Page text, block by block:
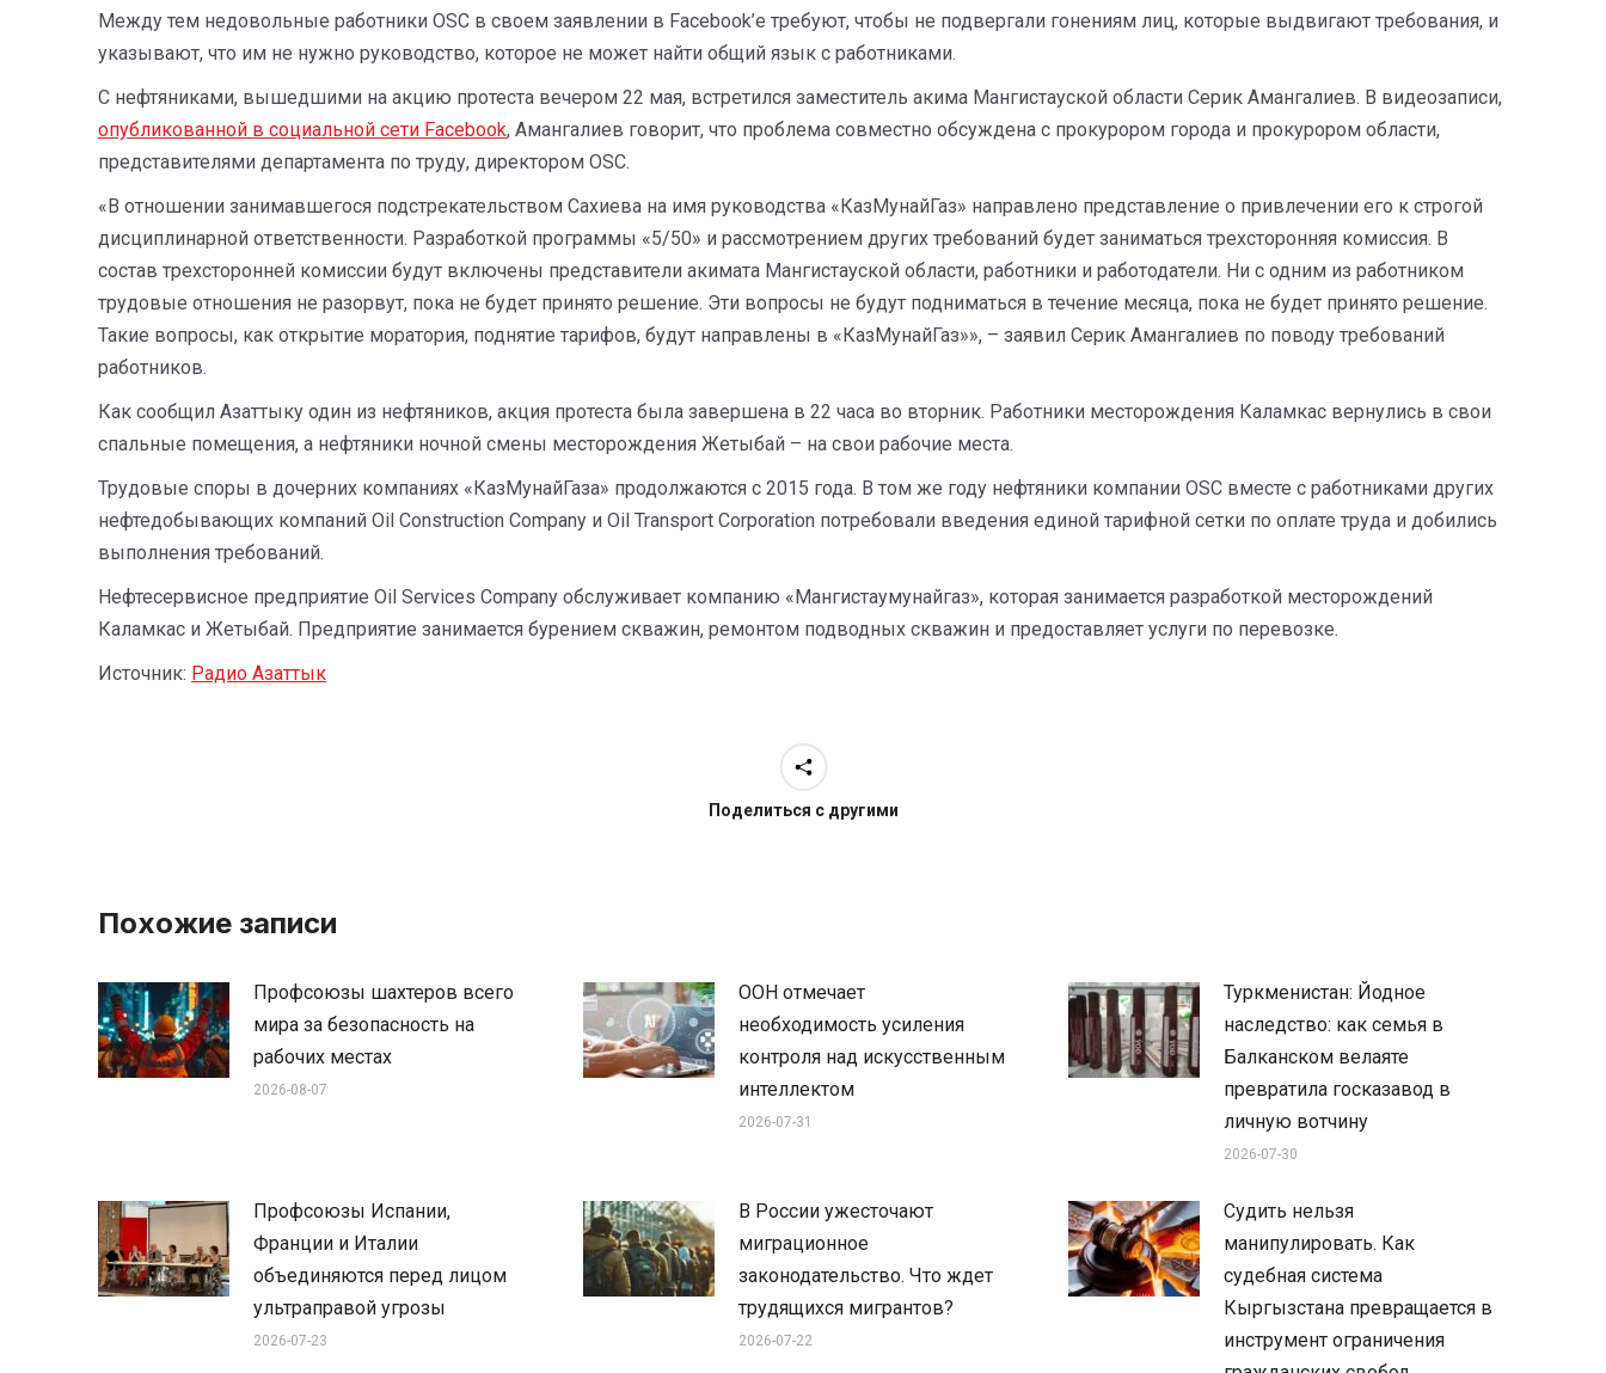
Между тем недовольные работники OSC в своем заявлении в Facebook’е требуют, чтобы не подвергали гонениям лиц, которые выдвигают требования, и
указывают, что им не нужно руководство, которое не может найти общий язык с работниками.
С нефтяниками, вышедшими на акцию протеста вечером 22 мая, встретился заместитель акима Мангистауской области Серик Амангалиев. В видеозаписи,
опубликованной в социальной сети Facebook, Амангалиев говорит, что проблема совместно обсуждена с прокурором города и прокурором области,
представителями департамента по труду, директором OSC.
«В отношении занимавшегося подстрекательством Сахиева на имя руководства «КазМунайГаз» направлено представление о привлечении его к строгой
дисциплинарной ответственности. Разработкой программы «5/50» и рассмотрением других требований будет заниматься трехсторонняя комиссия. В
состав трехсторонней комиссии будут включены представители акимата Мангистауской области, работники и работодатели. Ни с одним из работником
трудовые отношения не разорвут, пока не будет принято решение. Эти вопросы не будут подниматься в течение месяца, пока не будет принято решение.
Такие вопросы, как открытие моратория, поднятие тарифов, будут направлены в «КазМунайГаз»», – заявил Серик Амангалиев по поводу требований
работников.
Как сообщил Азаттыку один из нефтяников, акция протеста была завершена в 22 часа во вторник. Работники месторождения Каламкас вернулись в свои
спальные помещения, а нефтяники ночной смены месторождения Жетыбай – на свои рабочие места.
Трудовые споры в дочерних компаниях «КазМунайГаза» продолжаются с 2015 года. В том же году нефтяники компании OSC вместе с работниками других
нефтедобывающих компаний Oil Construction Company и Oil Transport Corporation потребовали введения единой тарифной сетки по оплате труда и добились
выполнения требований.
Нефтесервисное предприятие Oil Services Company обслуживает компанию «Мангистаумунайгаз», которая занимается разработкой месторождений
Каламкас и Жетыбай. Предприятие занимается бурением скважин, ремонтом подводных скважин и предоставляет услуги по перевозке.
Источник: Радио Азаттык
Поделиться с другими
Похожие записи
Профсоюзы шахтеров всего
мира за безопасность на
рабочих местах
2026-08-07
ООН отмечает
необходимость усиления
контроля над искусственным
интеллектом
2026-07-31
Туркменистан: Йодное
наследство: как семья в
Балканском велаяте
превратила госказавод в
личную вотчину
2026-07-30
Профсоюзы Испании,
Франции и Италии
объединяются перед лицом
ультраправой угрозы
2026-07-23
В России ужесточают
миграционное
законодательство. Что ждет
трудящихся мигрантов?
2026-07-22
Судить нельзя
манипулировать. Как
судебная система
Кыргызстана превращается в
инструмент ограничения